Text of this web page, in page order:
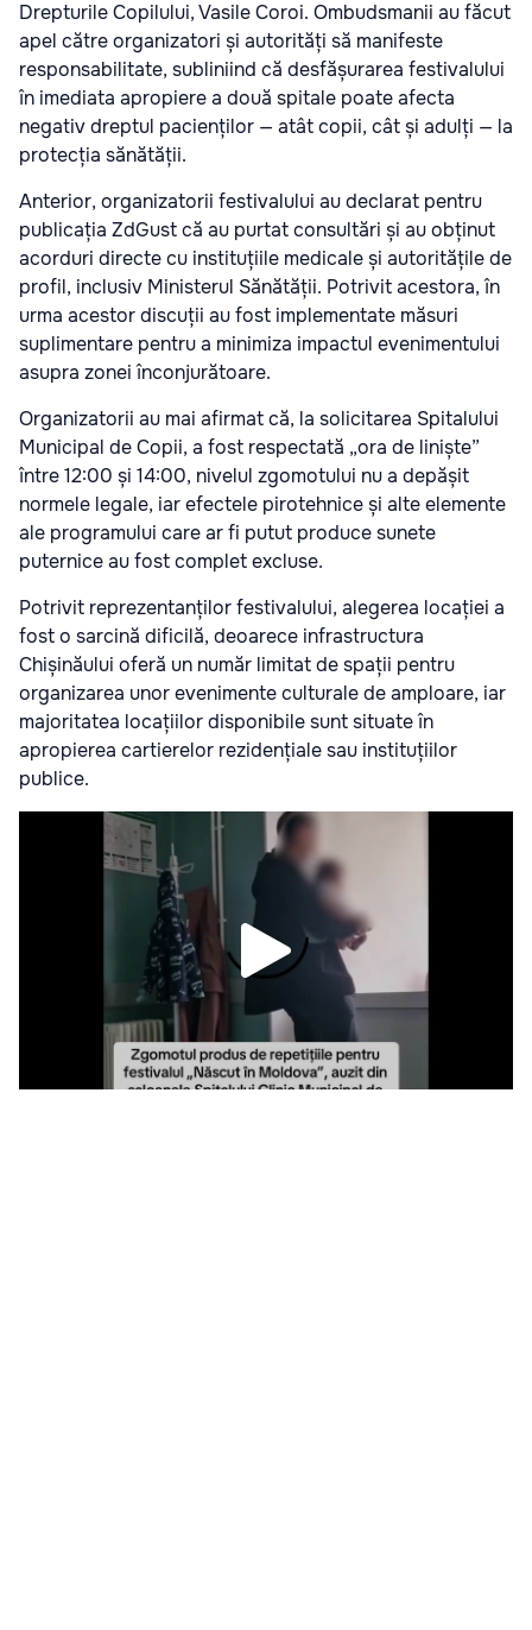
Drepturile Copilului, Vasile Coroi. Ombudsmanii au făcut
apel către organizatori și autorități să manifeste
responsabilitate, subliniind că desfășurarea festivalului
în imediata apropiere a două spitale poate afecta
negativ dreptul pacienților — atât copii, cât și adulți — la
protecția sănătății.
Anterior, organizatorii festivalului au declarat pentru
publicația ZdGust că au purtat consultări și au obținut
acorduri directe cu instituțiile medicale și autoritățile de
profil, inclusiv Ministerul Sănătății. Potrivit acestora, în
urma acestor discuții au fost implementate măsuri
suplimentare pentru a minimiza impactul evenimentului
asupra zonei înconjurătoare.
Organizatorii au mai afirmat că, la solicitarea Spitalului
Municipal de Copii, a fost respectată „ora de liniște”
între 12:00 și 14:00, nivelul zgomotului nu a depășit
normele legale, iar efectele pirotehnice și alte elemente
ale programului care ar fi putut produce sunete
puternice au fost complet excluse.
Potrivit reprezentanților festivalului, alegerea locației a
fost o sarcină dificilă, deoarece infrastructura
Chișinăului oferă un număr limitat de spații pentru
organizarea unor evenimente culturale de amploare, iar
majoritatea locațiilor disponibile sunt situate în
apropierea cartierelor rezidențiale sau instituțiilor
publice.